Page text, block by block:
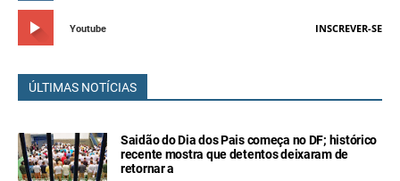
Youtube INSCREVER-SE
ÚLTIMAS NOTÍCIAS
Saidão do Dia dos Pais começa no DF; histórico
recente mostra que detentos deixaram de
retornar a